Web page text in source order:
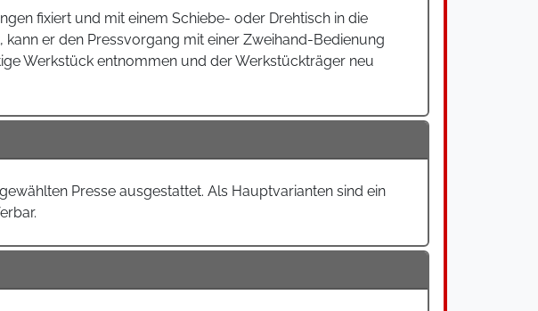
fixiert und mit einem Schiebe- oder Drehtisch in die
er den Pressvorgang mit einer Zweihand-Bedienung
Werkstück entnommen und der Werkstückträger neu
Presse ausgestattet. Als Hauptvarianten sind ein